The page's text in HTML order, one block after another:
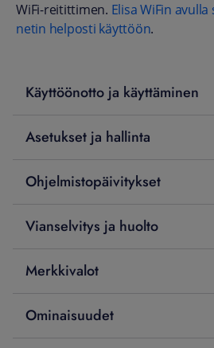
WiFi-reitittimen. Elisa WiFin
netin helposti käyttöön.
Käyttöönotto ja käyttäminen
Asetukset ja hallinta
Ohjelmistopäivitykset
Vianselvitys ja huolto
Merkkivalot
Ominaisuudet